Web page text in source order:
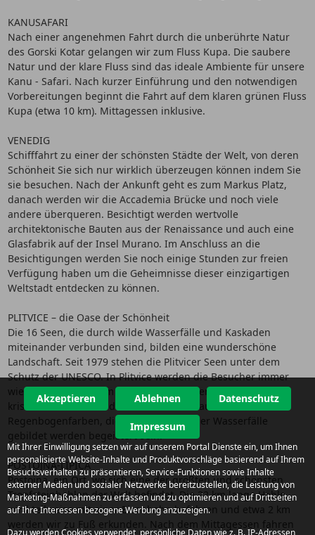
KANUSAFARI
Nach einer angenehmen Fahrt durch die unberührte Natur
des Gorski Kotar gelangen wir zum Fluss Kupa. Die saubere
Natur und der klare Fluss sind das ideale Ambiente für unsere
Kanu - Safari. Nach kurzer Einführung und den notwendigen
Vorbereitungen beginnt die Fahrt auf dem klaren grünen Fluss
Kupa (etwa 10 km). Mittagessen inklusive.
VENEDIG
Schifffahrt zu einer der schönsten Städte der Welt, von deren
Schönheit Sie sich nur wirklich überzeugen können indem Sie
sie besuchen. Nach der Ankunft geht es zum Markus Platz,
danach werden wir die Accademia Brücke und noch viele
andere überqueren. Besichtigt werden wertvolle
architektonische Bauten aus der Renaissance und auch eine
Glasfabrik auf der Insel Murano. Im Anschluss an die
Besichtigungen werden Sie noch einige Stunden zur freien
Verfügung haben um die Geheimnisse dieser einzigartigen
Weltstadt entdecken zu können.
PLITVICE – die Oase der Schönheit
Die 16 Seen, die durch wilde Wasserfälle und Kaskaden
miteinander verbunden sind, bilden eine wunderschöne
Landschaft. Seit 1979 stehen die Plitvicer Seen unter dem
Schutz der UNESCO. In Plitvice werden die Besucher immer
wieder aufs Neue vom Gesang der Wasserfälle, vom
kristallklaren Wasser der Seen und von tausenden von
Regenbogenfarben, die von der Gischt der Wasserfälle
gebildet werden begeistert sein.
POSTOJNA-LIPICA
Postojna, ein Ort, wo sich eine der größten und schönsten
Tropfsteinhöhlen der Welt befindet. Die 22 km lange Höhle
wird teilweise mit einer Eisenbahn befahren und etwa 2 km
werden wir zu Fuß erkunden. Nach dem Mittagessen fahren
Akzeptieren Ablehnen Datenschutz
Impressum
Mit Ihrer Einwilligung setzen wir auf unserem Portal Dienste ein, um Ihnen
personalisierte Website-Inhalte und Produktvorschläge basierend auf Ihrem
Besuchsverhalten zu präsentieren, Service-Funktionen sowie Inhalte
externer Medien und sozialer Netzwerke bereitzustellen, die Leistung von
Marketing-Maßnahmen zu erfassen und zu optimieren und auf Drittseiten
auf Ihre Interessen bezogene Werbung anzuzeigen.
Dazu werden Cookies verwendet, persönliche Daten wie z. B. IP-Adressen